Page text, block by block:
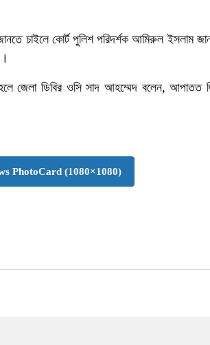
চাইলে কোর্ট পুলিশ পরিদর্শক আমিরুল ইসলাম
জেলা ডিবির ওসি সাদ আহম্মেদ বলেন, আপাতত
PhotoCard (1080×1080)